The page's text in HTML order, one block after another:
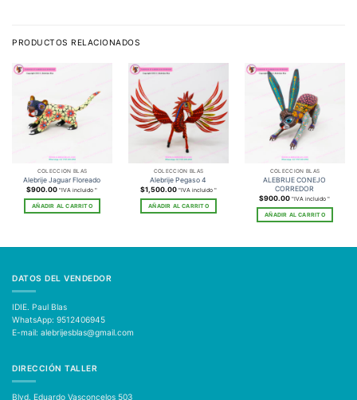
PRODUCTOS RELACIONADOS
COLECCIÓN BLAS
Alebrije Jaguar Floreado
$900.00 "IVA incluido "
AÑADIR AL CARRITO
COLECCIÓN BLAS
Alebrije Pegaso 4
$1,500.00 "IVA incluido "
AÑADIR AL CARRITO
COLECCIÓN BLAS
ALEBRIJE CONEJO
CORREDOR
$900.00 "IVA incluido "
AÑADIR AL CARRITO
DATOS DEL VENDEDOR
IDIE. Paul Blas
WhatsApp: 9512406945
E-mail: alebrijesblas@gmail.com
DIRECCIÓN TALLER
Blvd. Eduardo Vasconcelos 503